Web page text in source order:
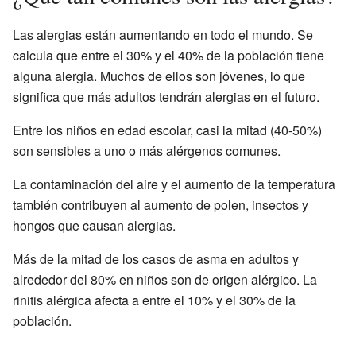
Las alergias están aumentando en todo el mundo. Se
calcula que entre el 30% y el 40% de la población tiene
alguna alergia. Muchos de ellos son jóvenes, lo que
significa que más adultos tendrán alergias en el futuro.
Entre los niños en edad escolar, casi la mitad (40-50%)
son sensibles a uno o más alérgenos comunes.
La contaminación del aire y el aumento de la temperatura
también contribuyen al aumento de polen, insectos y
hongos que causan alergias.
Más de la mitad de los casos de asma en adultos y
alrededor del 80% en niños son de origen alérgico. La
rinitis alérgica afecta a entre el 10% y el 30% de la
población.